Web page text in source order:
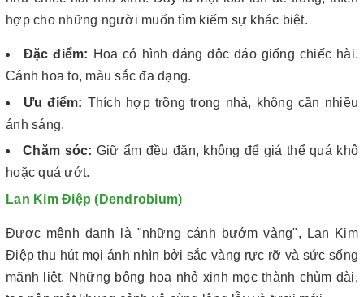
hợp cho những người muốn tìm kiếm sự khác biệt.
Đặc điểm: Hoa có hình dáng độc đáo giống chiếc hài.
Cánh hoa to, màu sắc đa dạng.
Ưu điểm: Thích hợp trồng trong nhà, không cần nhiều
ánh sáng.
Chăm sóc: Giữ ẩm đều đặn, không để giá thể quá khô
hoặc quá ướt.
Lan Kim Điệp (Dendrobium)
Được mệnh danh là "những cánh bướm vàng", Lan Kim
Điệp thu hút mọi ánh nhìn bởi sắc vàng rực rỡ và sức sống
mãnh liệt. Những bông hoa nhỏ xinh mọc thành chùm dài,